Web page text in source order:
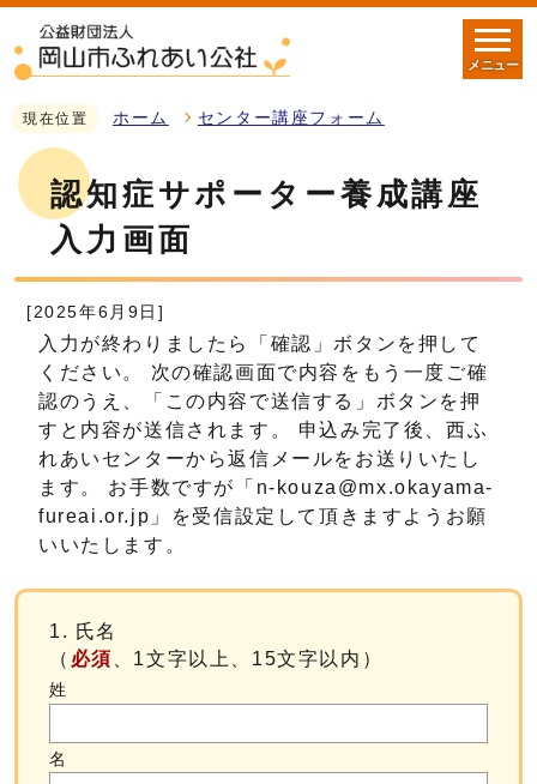
メニュー
現在位置 ホーム センター講座フォーム
認知症サポーター養成講座
入力画面
[2025年6月9日]
入力が終わりましたら「確認」ボタンを押して
ください。 次の確認画面で内容をもう一度ご確
認のうえ、「この内容で送信する」ボタンを押
すと内容が送信されます。 申込み完了後、西ふ
れあいセンターから返信メールをお送りいたし
ます。 お手数ですが「n-kouza@mx.okayama-
fureai.or.jp」を受信設定して頂きますようお願
いいたします。
1. 氏名
（ 必須 、1文字以上、15文字以内）
姓
名